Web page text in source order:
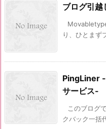
ブログ引越
り、ひとまず
PingLiner
サービス-
このブログ
クバック一括